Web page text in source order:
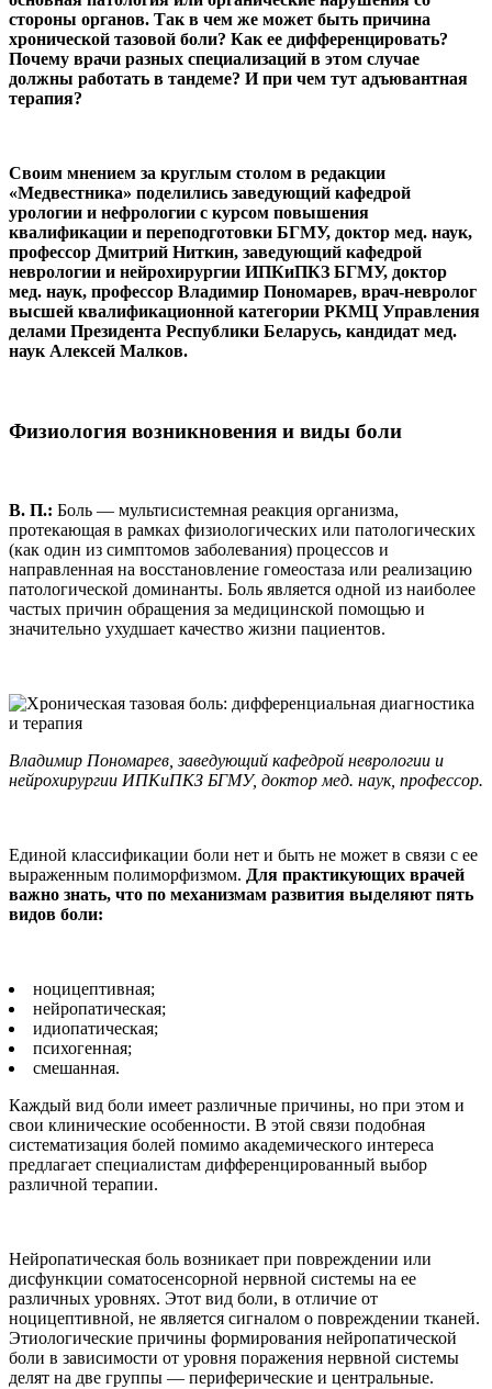
стороны органов. Так в чем же может быть причина
хронической тазовой боли? Как ее дифференцировать?
Почему врачи разных специализаций в этом случае
должны работать в тандеме? И при чем тут адъювантная
терапия?
Своим мнением за круглым столом в редакции
«Медвестника» поделились заведующий кафедрой
урологии и нефрологии с курсом повышения
квалификации и переподготовки БГМУ, доктор мед. наук,
профессор Дмитрий Ниткин, заведующий кафедрой
неврологии и нейрохирургии ИПКиПКЗ БГМУ, доктор
мед. наук, профессор Владимир Пономарев, врач-невролог
высшей квалификационной категории РКМЦ Управления
делами Президента Республики Беларусь, кандидат мед.
наук Алексей Малков.
Физиология возникновения и виды боли
В. П.: Боль — мультисистемная реакция организма,
протекающая в рамках физиологических или патологических
(как один из симптомов заболевания) процессов и
направленная на восстановление гомеостаза или реализацию
патологической доминанты. Боль является одной из наиболее
частых причин обращения за медицинской помощью и
значительно ухудшает качество жизни пациентов.
Владимир Пономарев, заведующий кафедрой неврологии и
нейрохирургии ИПКиПКЗ БГМУ, доктор мед. наук, профессор.
Единой классификации боли нет и быть не может в связи с ее
выраженным полиморфизмом. Для практикующих врачей
важно знать, что по механизмам развития выделяют пять
видов боли:
ноцицептивная;
нейропатическая;
идиопатическая;
психогенная;
смешанная.
Каждый вид боли имеет различные причины, но при этом и
свои клинические особенности. В этой связи подобная
систематизация болей помимо академического интереса
предлагает специалистам дифференцированный выбор
различной терапии.
Нейропатическая боль возникает при повреждении или
дисфункции соматосенсорной нервной системы на ее
различных уровнях. Этот вид боли, в отличие от
ноцицептивной, не является сигналом о повреждении тканей.
Этиологические причины формирования нейропатической
боли в зависимости от уровня поражения нервной системы
делят на две группы — периферические и центральные.